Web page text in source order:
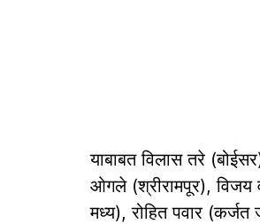
याबाबत विलास तरे
ओगले (श्रीरामपूर), विजय
मध्य), रोहित पवार